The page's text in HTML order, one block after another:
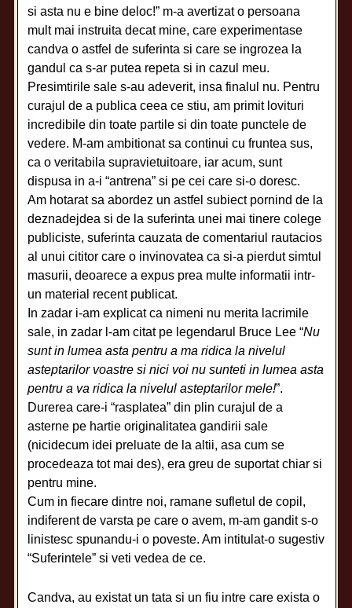
si asta nu e bine deloc!” m-a avertizat o persoana
mult mai instruita decat mine, care experimentase
candva o astfel de suferinta si care se ingrozea la
gandul ca s-ar putea repeta si in cazul meu.
Presimtirile sale s-au adeverit, insa finalul nu. Pentru
curajul de a publica ceea ce stiu, am primit lovituri
incredibile din toate partile si din toate punctele de
vedere. M-am ambitionat sa continui cu fruntea sus,
ca o veritabila supravietuitoare, iar acum, sunt
dispusa in a-i “antrena” si pe cei care si-o doresc.
Am hotarat sa abordez un astfel subiect pornind de la
deznadejdea si de la suferinta unei mai tinere colege
publiciste, suferinta cauzata de comentariul rautacios
al unui cititor care o invinovatea ca si-a pierdut simtul
masurii, deoarece a expus prea multe informatii intr-
un material recent publicat.
In zadar i-am explicat ca nimeni nu merita lacrimile
sale, in zadar l-am citat pe legendarul Bruce Lee “Nu
sunt in lumea asta pentru a ma ridica la nivelul
asteptarilor voastre si nici voi nu sunteti in lumea asta
pentru a va ridica la nivelul asteptarilor mele!”.
Durerea care-i “rasplatea” din plin curajul de a
asterne pe hartie originalitatea gandirii sale
(nicidecum idei preluate de la altii, asa cum se
procedeaza tot mai des), era greu de suportat chiar si
pentru mine.
Cum in fiecare dintre noi, ramane sufletul de copil,
indiferent de varsta pe care o avem, m-am gandit s-o
linistesc spunandu-i o poveste. Am intitulat-o sugestiv
“Suferintele” si veti vedea de ce.
Candva, au existat un tata si un fiu intre care exista o